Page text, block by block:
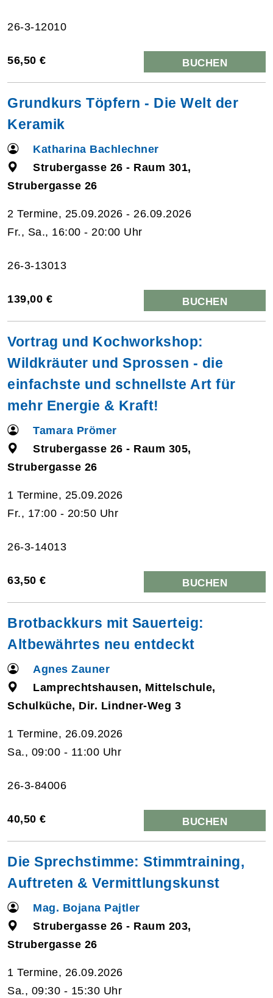
26-3-12010
56,50 € BUCHEN
Grundkurs Töpfern - Die Welt der
Keramik
Katharina Bachlechner
Strubergasse 26 - Raum 301,
Strubergasse 26
2 Termine, 25.09.2026 - 26.09.2026
Fr., Sa., 16:00 - 20:00 Uhr
26-3-13013
139,00 € BUCHEN
Vortrag und Kochworkshop:
Wildkräuter und Sprossen - die
einfachste und schnellste Art für
mehr Energie & Kraft!
Tamara Prömer
Strubergasse 26 - Raum 305,
Strubergasse 26
1 Termine, 25.09.2026
Fr., 17:00 - 20:50 Uhr
26-3-14013
63,50 € BUCHEN
Brotbackkurs mit Sauerteig:
Altbewährtes neu entdeckt
Agnes Zauner
Lamprechtshausen, Mittelschule,
Schulküche, Dir. Lindner-Weg 3
1 Termine, 26.09.2026
Sa., 09:00 - 11:00 Uhr
26-3-84006
40,50 € BUCHEN
Die Sprechstimme: Stimmtraining,
Auftreten & Vermittlungskunst
Mag. Bojana Pajtler
Strubergasse 26 - Raum 203,
Strubergasse 26
1 Termine, 26.09.2026
Sa., 09:30 - 15:30 Uhr